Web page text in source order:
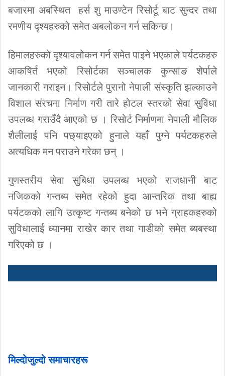
बजारमा अबस्थित हर्स शु माउण्टेन रिसोर्टू बाट सुन्दर तथा
रमणीय दृश्यहरुको समेत अबलोकन गर्न सकिन्छ।
हिमालहरुको दृश्यावलोकन गर्न समेत पाइने भएकाले पर्यटकहरु
आकषिर्त भएको रिसोर्टका सञ्चालक कुन्साङ शेर्पाले
जानकारी गराइन। रिसोर्टले पुरानो नेपाली संस्कृति झल्काउने
विशाल संरचना निर्माण गरी तारे होटल स्तरको सेवा सुविधा
उपलब्ध गराउँदै आएको छ । रिसोर्ट निर्माणमा नेपाली मौलिक
शैलीलाई पनि पछ्याइएको हुनाले यहाँ पुग्ने पर्यटकहरुले
अत्यधिक मन पराउने गरेका छन् ।
गुणस्तरीय सेवा सुबिधा उपलब्ध भएको राजधानी बाट
नजिकको गन्तब्य समेत रहेको हुदा आन्तरिक तथा बाह्य
पर्यटकको लागि उत्कृष्ट गन्तब्य बनेको छ भने ग्राहकहरुको
सुविधालाई ध्यानमा राखेर कार तथा गाडीको समेत ब्यबस्था
गरिएको छ ।
मिल्दोजुल्दो समाचारहरू